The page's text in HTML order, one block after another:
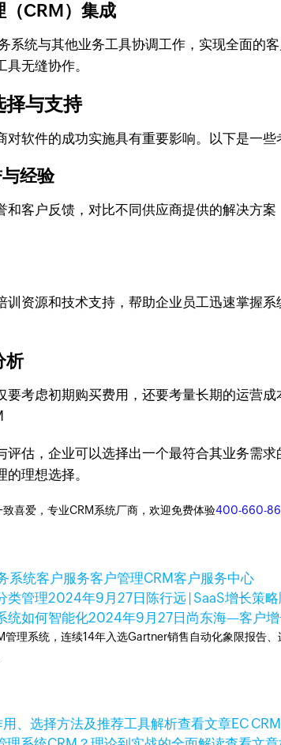
（CRM）集成
系统与其他业务工具协调工作，实现全面的
无缝协作。
择与支持
对软件的成功实施具有重要影响。以下是一些
经验
和客户反馈，对比不同供应商提供的解决方
训资源和技术支持，帮助企业员工迅速掌握
析
要考虑初期购买费用，还要考量长期的运营
评估，企业可以选择出一个最符合其业务需
理想选择。
喜爱，专业CRM系统厂商，欢迎免费体验400-660-
系统客户服务客户管理CRM客户服务中心
类管理2024年9月27日 陈行远 | SaaS增长策
统如何智能化2024年9月27日 尚东海—客户
管理系统，连续14年入选Gartner销售自动化象限报告
查看文章EC